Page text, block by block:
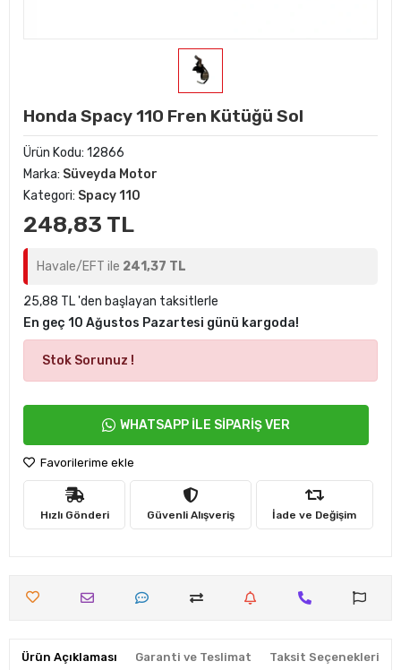
Honda Spacy 110 Fren Kütüğü Sol
Ürün Kodu: 12866
Marka: Süveyda Motor
Kategori: Spacy 110
248,83 TL
Havale/EFT ile 241,37 TL
25,88 TL 'den başlayan taksitlerle
En geç 10 Ağustos Pazartesi günü kargoda!
Stok Sorunuz !
WHATSAPP İLE SİPARİŞ VER
Favorilerime ekle
Hızlı Gönderi Güvenli Alışveriş İade ve Değişim
Ürün Açıklaması Garanti ve Teslimat Taksit Seçenekleri